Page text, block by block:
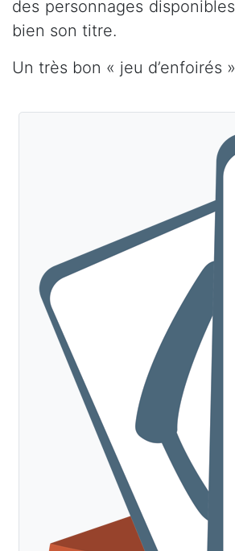
des personnages
bien son titre.
Un très bon « jeu d’enfoirés